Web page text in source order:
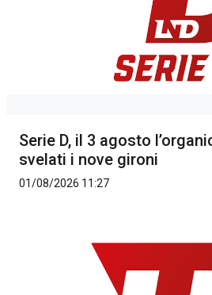
Serie D, il 3 agosto
svelati i nove gironi
01/08/2026 11:27